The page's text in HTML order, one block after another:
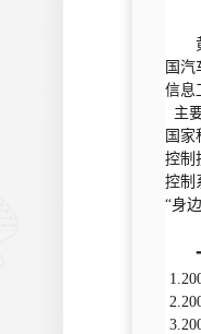
国
信息
主
国
控制
控制
“身